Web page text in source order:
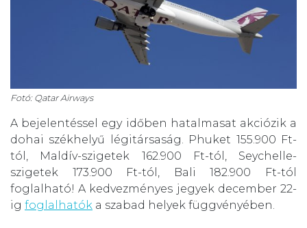
Fotó: Qatar Airways
A bejelentéssel egy időben hatalmasat akciózik a
dohai székhelyű légitársaság. Phuket 155.900 Ft-
tól, Maldív-szigetek 162.900 Ft-tól, Seychelle-
szigetek 173.900 Ft-tól, Bali 182.900 Ft-tól
foglalható! A kedvezményes jegyek december 22-
ig foglalhatók a szabad helyek függvényében.